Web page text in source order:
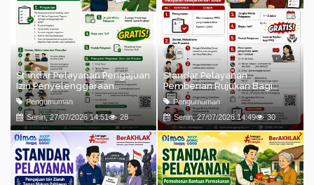
Standar Pelayanan Pengajuan
Izin Penyelenggaraan
Pengumpulan Uang dan
Barang (PUB)
Pengumuman
Senin, 27/07/2026 14:51
28
Standar Pelayanan
Pemberian Rujukan Bagi
Pemerlu Pelayanan
Kesejahteraan Sosial
Pengumuman
Senin, 27/07/2026 14:49
30